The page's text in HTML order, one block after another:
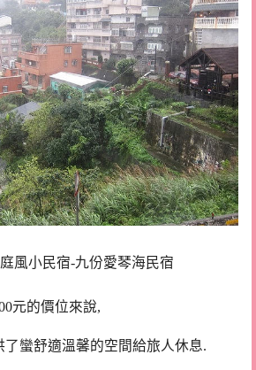
元的價位來說,
了蠻舒適溫馨的空間給旅人休息.